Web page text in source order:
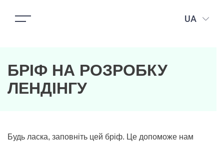
UA
БРІФ НА РОЗРОБКУ
ЛЕНДІНГУ
Будь ласка, заповніть цей бріф. Це допоможе нам